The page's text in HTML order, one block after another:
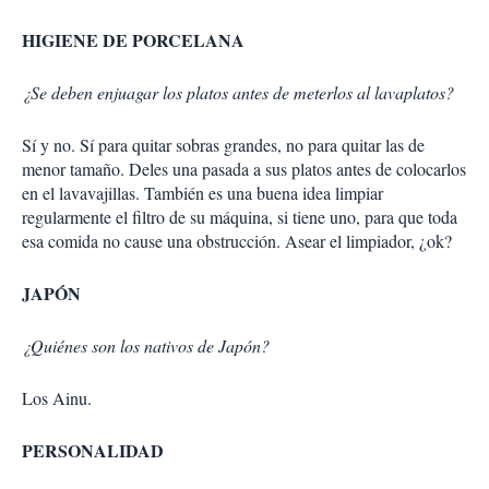
HIGIENE DE PORCELANA
¿Se deben enjuagar los platos antes de meterlos al lavaplatos?
Sí y no. Sí para quitar sobras grandes, no para quitar las de
menor tamaño. Deles una pasada a sus platos antes de colocarlos
en el lavavajillas. También es una buena idea limpiar
regularmente el filtro de su máquina, si tiene uno, para que toda
esa comida no cause una obstrucción. Asear el limpiador, ¿ok?
JAPÓN
¿Quiénes son los nativos de Japón?
Los Ainu.
PERSONALIDAD